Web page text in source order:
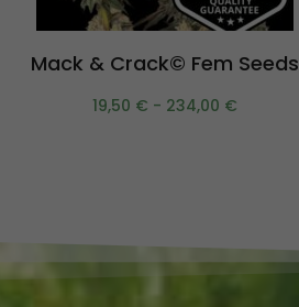
Scegli
Mack & Crack© Fem Seeds
19,50 € - 234,00 €